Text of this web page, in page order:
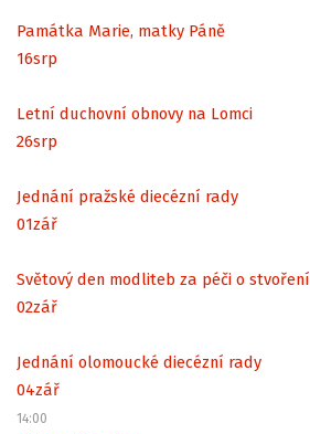
Památka Marie, matky Páně
16srp
Letní duchovní obnovy na Lomci
26srp
Jednání pražské diecézní rady
01zář
Světový den modliteb za péči o stvoření
02zář
Jednání olomoucké diecézní rady
04zář
14:00